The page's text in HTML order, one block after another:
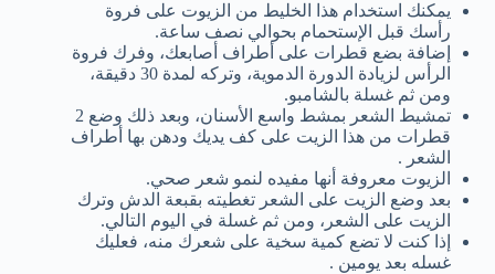
يمكنك استخدام هذا الخليط من الزيوت على فروة
رأسك قبل الإستحمام بحوالي نصف ساعة.
إضافة بضع قطرات على أطراف أصابعك، وفرك فروة
الرأس لزيادة الدورة الدموية، وتركه لمدة 30 دقيقة،
ومن ثم غسلة بالشامبو.
تمشيط الشعر بمشط واسع الأسنان، وبعد ذلك وضع 2
قطرات من هذا الزيت على كف يديك ودهن بها أطراف
الشعر .
الزيوت معروفة أنها مفيده لنمو شعر صحي.
بعد وضع الزيت على الشعر تغطيته بقبعة الدش وترك
الزيت على الشعر، ومن ثم غسلة في اليوم التالي.
إذا كنت لا تضع كمية سخية على شعرك منه، فعليك
غسله بعد يومين .